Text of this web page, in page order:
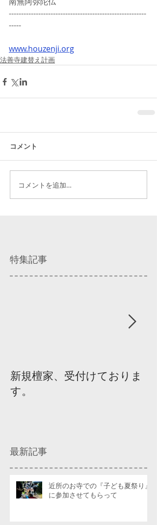
--------------------------------------------------------
-----
www.houzenji.org
法善寺建替え計画
コメント
コメントを追加…
特集記事
新規檀家、受付けておりま
す。
最新記事
近所のお寺での『子ども夏祭り』
に参加させてもらって